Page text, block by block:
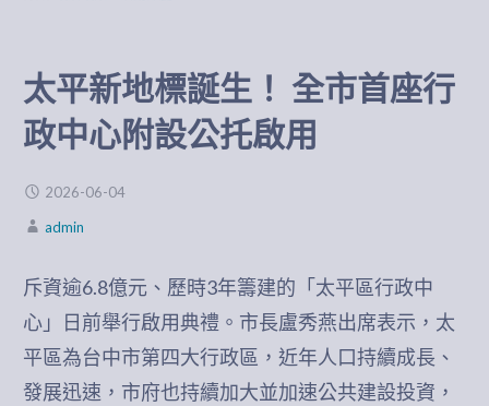
太平新地標誕生！ 全市首座行
政中心附設公托啟用
2026-06-04
admin
斥資逾6.8億元、歷時3年籌建的「太平區行政中
心」日前舉行啟用典禮。市長盧秀燕出席表示，太
平區為台中市第四大行政區，近年人口持續成長、
發展迅速，市府也持續加大並加速公共建設投資，